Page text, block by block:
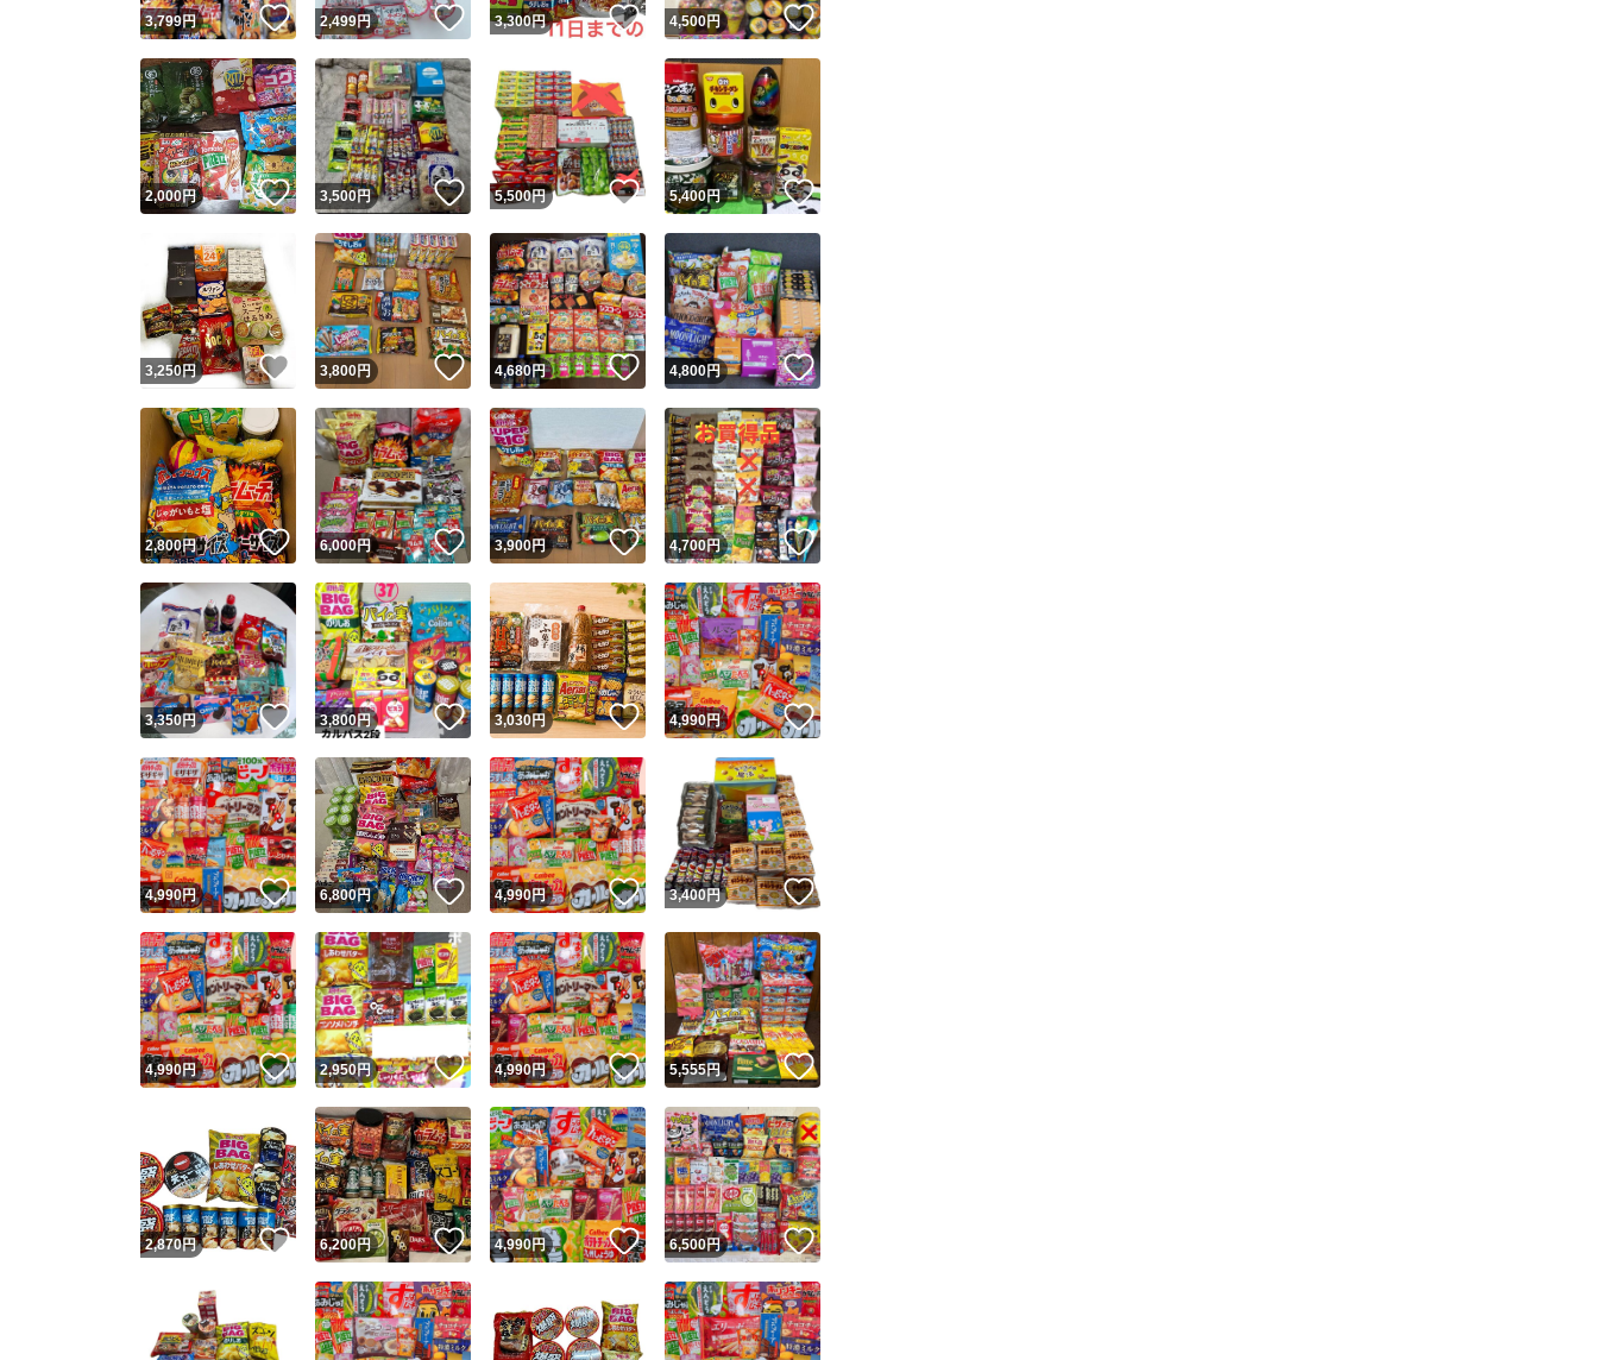
このユーザーは高頻度で24時間以内に発送しています
安心発送 このユーザーは設定した発送日数内に発送しています
3,799円 いいね！
2,499円 いいね！
3,300円 いいね！
4,500円 いいね！
2,000円 いいね！
3,500円 いいね！
5,500円 いいね！
5,400円 いいね！
3,250円 いいね！
3,800円 いいね！
4,680円 いいね！
4,800円 いいね！
2,800円 いいね！
6,000円 いいね！
3,900円 いいね！
4,700円 いいね！
3,350円 いいね！
3,800円 いいね！
3,030円 いいね！
4,990円 いいね！
4,990円 いいね！
6,800円 いいね！
4,990円 いいね！
3,400 円 いいね！
4,990円 いいね！
2,950円 いいね！
4,990円 いいね！
5,555円 いいね！
2,870円 いいね！
6,200円 いいね！
4,990円 いいね！
6,500円 いいね！